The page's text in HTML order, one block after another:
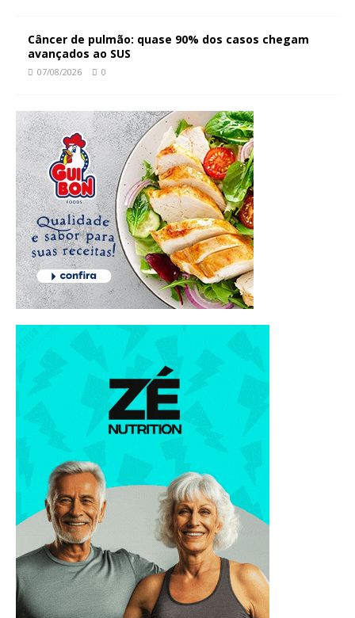
Câncer de pulmão: quase 90% dos casos chegam
avançados ao SUS
07/08/2026 0